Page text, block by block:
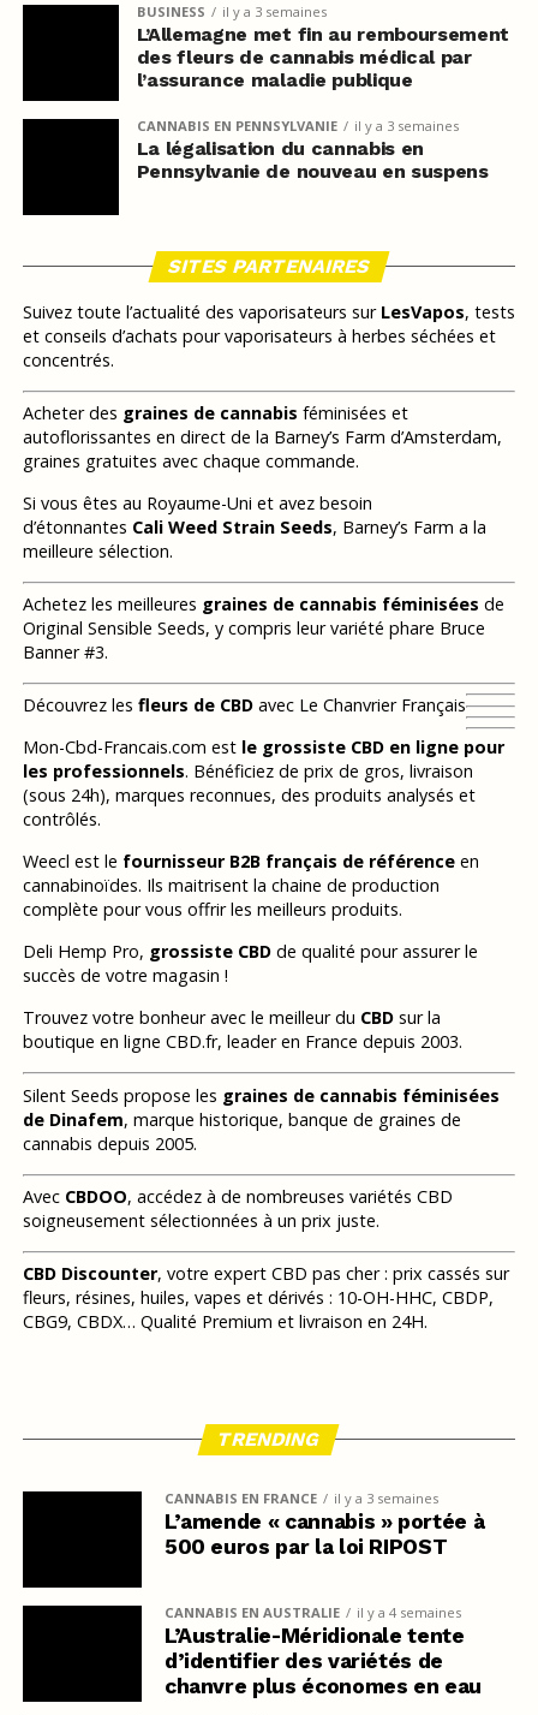
BUSINESS il y a 3 semaines
L’Allemagne met fin au remboursement
des fleurs de cannabis médical par
l’assurance maladie publique
CANNABIS EN PENNSYLVANIE il y a 3 semaines
La légalisation du cannabis en
Pennsylvanie de nouveau en suspens
SITES PARTENAIRES
Suivez toute l’actualité des vaporisateurs sur LesVapos, tests
et conseils d’achats pour vaporisateurs à herbes séchées et
concentrés.
Acheter des graines de cannabis féminisées et
autoflorissantes en direct de la Barney’s Farm d’Amsterdam,
graines gratuites avec chaque commande.
Si vous êtes au Royaume-Uni et avez besoin
d’étonnantes Cali Weed Strain Seeds, Barney’s Farm a la
meilleure sélection.
Achetez les meilleures graines de cannabis féminisées de
Original Sensible Seeds, y compris leur variété phare Bruce
Banner #3.
Découvrez les fleurs de CBDavec Le Chanvrier Français
Mon-Cbd-Francais.com est le grossiste CBD en ligne pour
les professionnels. Bénéficiez de prix de gros, livraison
(sous 24h), marques reconnues, des produits analysés et
contrôlés.
Weecl est le fournisseur B2B français de référenceen
cannabinoïdes. Ils maitrisent la chaine de production
complète pour vous offrir les meilleurs produits.
Deli Hemp Pro, grossiste CBDde qualité pour assurer le
succès de votre magasin !
Trouvez votre bonheur avec le meilleur du CBDsur la
boutique en ligne CBD.fr, leader en France depuis 2003.
Silent Seeds propose les graines de cannabis féminisées
de Dinafem, marque historique, banque de graines de
cannabis depuis 2005.
Avec CBDOO, accédez à de nombreuses variétés CBD
soigneusement sélectionnées à un prix juste.
CBD Discounter, votre expert CBD pas cher : prix cassés sur
fleurs, résines, huiles, vapes et dérivés : 10-OH-HHC, CBDP,
CBG9, CBDX… Qualité Premium et livraison en 24H.
TRENDING
CANNABIS EN FRANCE il y a 3 semaines
L’amende « cannabis » portée à
500 euros par la loi RIPOST
CANNABIS EN AUSTRALIE il y a 4 semaines
L’Australie-Méridionale tente
d’identifier des variétés de
chanvre plus économes en eau